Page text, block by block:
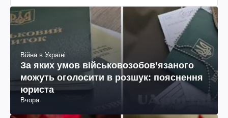
Війна в Україні
За яких умов військовозобов’язаного
можуть оголосити в розшук: пояснення
юриста
Вчора